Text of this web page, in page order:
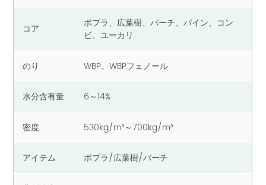
コア
ポプラ、広葉樹、バーチ、パイン、コン
ビ、ユーカリ
のり WBP、WBPフェノール
水分含有量 6～14%
密度 530kg/m³～700kg/m³
アイテム ポプラ/広葉樹/バーチ